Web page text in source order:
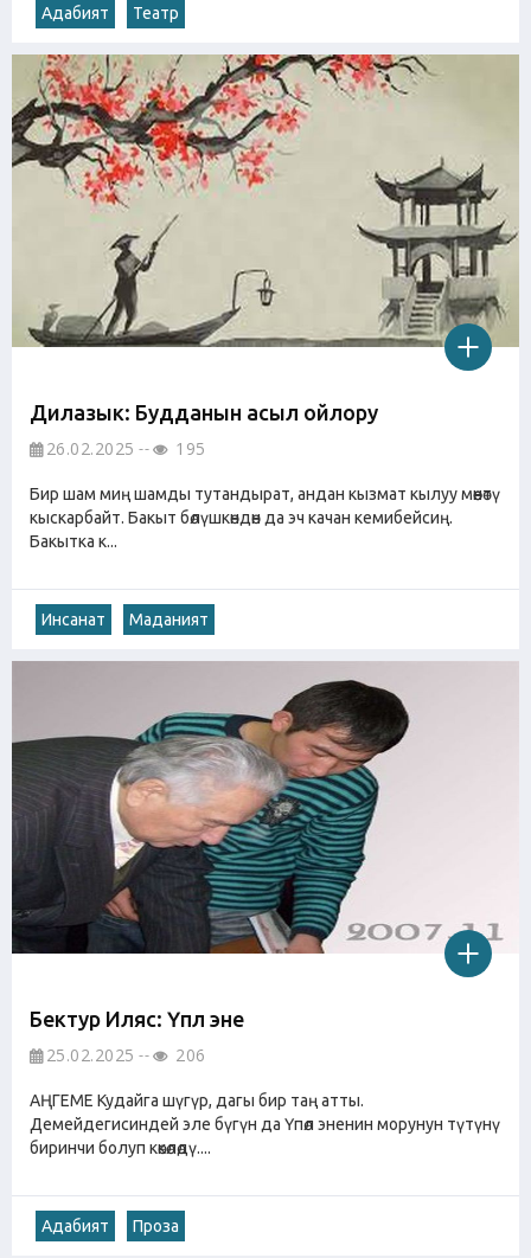
Адабият Театр
Дилазык: Будданын асыл ойлору
26.02.2025 195
Бир шам миң шамды тутандырат, андан кызмат кылуу мөөнөтү
кыскарбайт. Бакыт бөлүшкөндөн да эч качан кемибейсиң.
Бакытка к...
Инсанат Маданият
Бектур Иляс: Үпөл эне
25.02.2025 206
АҢГЕМЕ Кудайга шүгүр, дагы бир таң атты.
Демейдегисиндей эле бүгүн да Үпөл эненин морунун түтүнү
биринчи болуп көкөлөдү....
Адабият Проза